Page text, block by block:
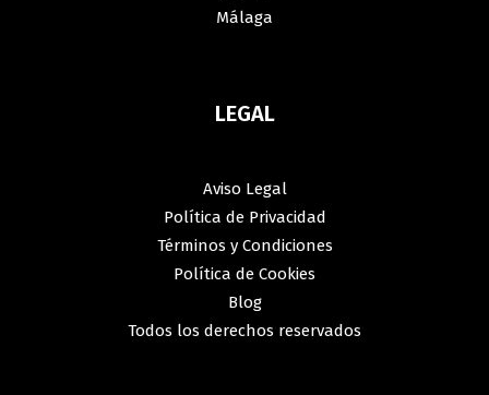
Málaga
LEGAL
Aviso Legal
Política de Privacidad
Términos y Condiciones
Política de Cookies
Blog
Todos los derechos reservados